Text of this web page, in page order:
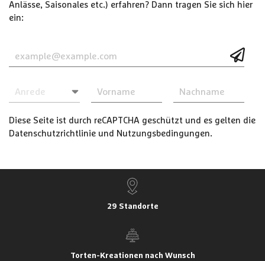
Anlässe, Saisonales etc.) erfahren? Dann tragen Sie sich hier
ein:
Diese Seite ist durch reCAPTCHA geschützt und es gelten die
Datenschutzrichtlinie und Nutzungsbedingungen.
29 Standorte
Torten-Kreationen nach Wunsch